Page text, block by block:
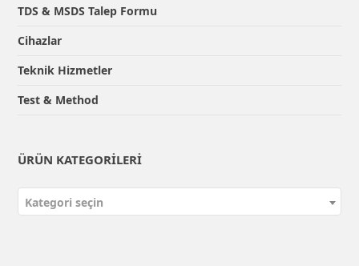
TDS & MSDS Talep Formu
Cihazlar
Teknik Hizmetler
Test & Method
ÜRÜN KATEGORILERI
Kategori seçin